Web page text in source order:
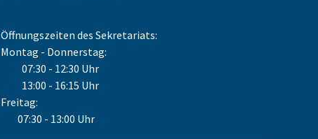
Öffnungszeiten des Sekretariats:
Montag - Donnerstag:
07:30 - 12:30 Uhr
13:00 - 16:15 Uhr
Freitag:
07:30 - 13:00 Uhr